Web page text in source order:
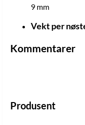
9 mm
Vekt per
Kommentarer
Produsent